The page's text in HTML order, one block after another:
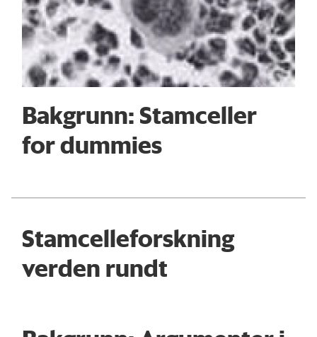
Bakgrunn: Stamceller
for dummies
Stamcelleforskning
verden rundt